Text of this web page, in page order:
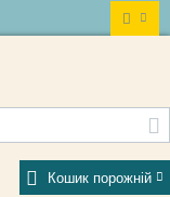
Кошик порожній